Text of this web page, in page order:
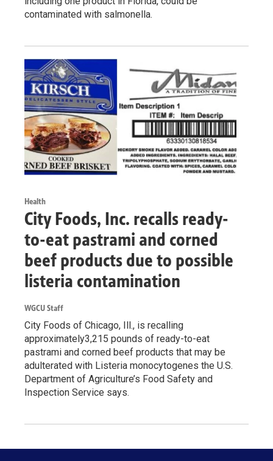
contaminated with salmonella.
Health
City Foods, Inc. recalls ready-
to-eat pastrami and corned
beef products due to possible
listeria contamination
WGCU Staff
City Foods of Chicago, Ill., is recalling
approximately3,215 pounds of ready-to-eat
pastrami and corned beef products that may be
adulterated with Listeria monocytogenes the U.S.
Department of Agriculture’s Food Safety and
Inspection Service says.